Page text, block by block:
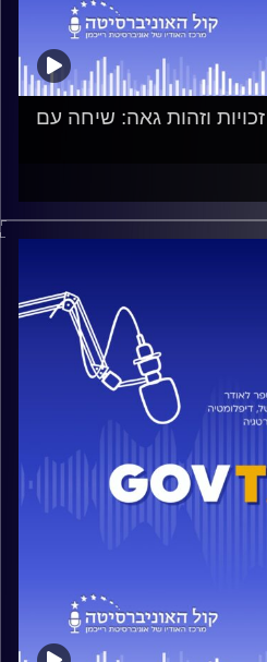
זכויות וזהות גאה: שיחה עם
יוראי להב-הרצנו על המסע
על מאבק לזכויות להט"ב,
ציבורית אמיתית כששומרים על
— ואיך כל זה פוגש את
לציניות גוברת.
לממשל דיפלומטיה ואסטרטגיה